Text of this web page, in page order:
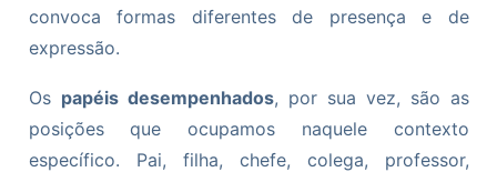
convoca formas diferentes de presença e de
expressão.
Os papéis desempenhados, por sua vez, são as
posições que ocupamos naquele contexto
específico. Pai, filha, chefe, colega, professor,